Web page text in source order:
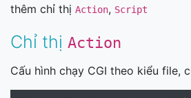
thêm chỉ thị Action, Script
Chỉ thị Action
Cấu hình chạy CGI theo kiểu file,